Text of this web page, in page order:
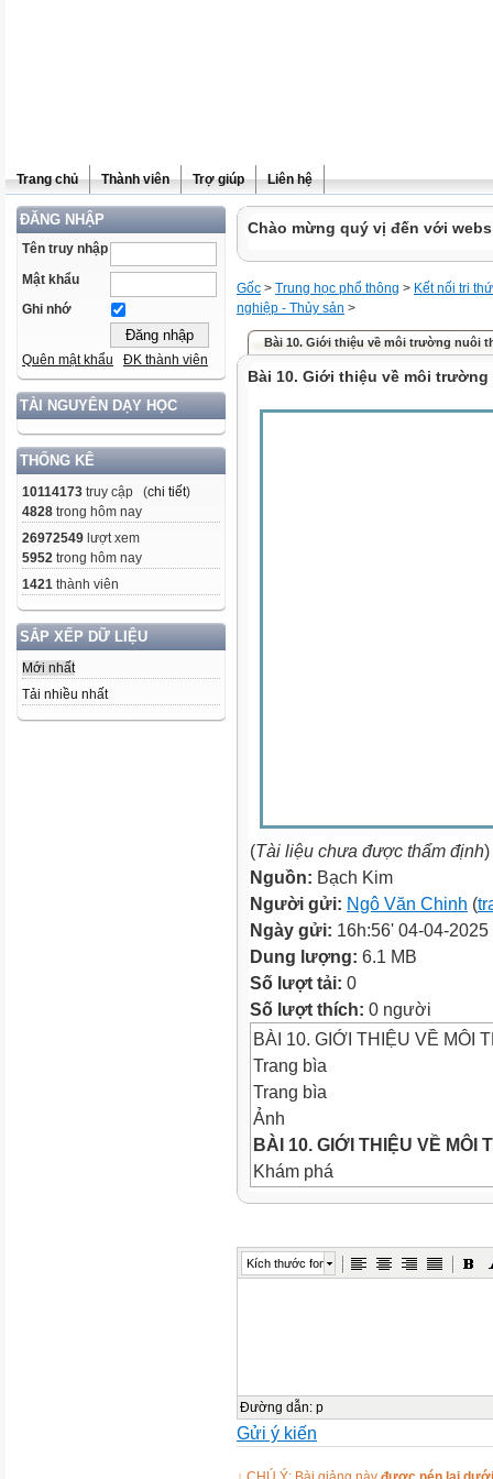
Trang chủ Thành viên Trợ giúp Liên hệ
ĐĂNG NHẬP
Tên truy nhập
Mật khẩu
Ghi nhớ
Quên mật khẩu ĐK thành viên
TÀI NGUYÊN DẠY HỌC
THỐNG KÊ
10114173 truy cập (chi tiết)
4828 trong hôm nay
26972549 lượt xem
5952 trong hôm nay
1421 thành viên
SẮP XẾP DỮ LIỆU
Mới nhất
Tải nhiều nhất
Chào mừng quý vị đến với
Gốc > Trung học phổ thông > Kết nối tri
nghiệp - Thủy sản >
Bài 10. Giới thiệu về môi trường nuôi
Bài 10. Giới thiệu về môi
(Tài liệu chưa được thẩm định)
Nguồn: Bạch Kim
Người gửi: Ngô Văn Chinh (
Ngày gửi: 16h:56' 04-04-2025
Dung lượng: 6.1 MB
Số lượt tải: 0
Số lượt thích: 0 người
BÀI 10. GIỚI THIỆU VỀ MÔI
Trang bìa
Trang bìa
Ảnh
BÀI 10. GIỚI THIỆU VỀ MÔI
Khám phá
Môi trường nuôi thủy sản là
những yêu cầu nào? Quạt
Môi trường nuôi thủy sản:
nuôi trồng các loài thủy sản
Kích thước font
Đường dẫn: p
Gửi ý kiến